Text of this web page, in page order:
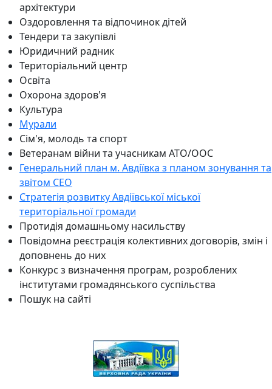
архітектури
Оздоровлення та відпочинок дітей
Тендери та закупівлі
Юридичний радник
Територіальний центр
Освіта
Охорона здоров'я
Культура
Мурали
Сім'я, молодь та спорт
Ветеранам війни та учасникам АТО/ООС
Генеральний план м. Авдіївка з планом зонування та
звітом СЕО
Стратегія розвитку Авдіївської міської
територіальної громади
Протидія домашньому насильству
Повідомна реєстрація колективних договорів, змін і
доповнень до них
Конкурс з визначення програм, розроблених
інститутами громадянського суспільства
Пошук на сайті